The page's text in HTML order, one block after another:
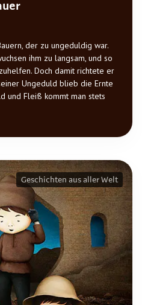
der zu ungeduldig war.
ihm zu langsam, und so
Doch damit richtete er
Ungeduld blieb die Ernte
und Fleiß kommt man stets
Geschichten aus aller Welt